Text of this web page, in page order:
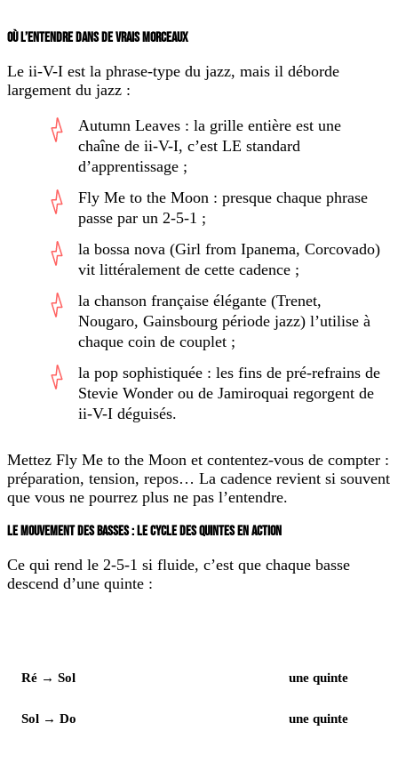
OÙ L’ENTENDRE DANS DE VRAIS MORCEAUX
Le ii-V-I est la phrase-type du jazz, mais il déborde
largement du jazz :
Autumn Leaves : la grille entière est une
chaîne de ii-V-I, c’est LE standard
d’apprentissage ;
Fly Me to the Moon : presque chaque phrase
passe par un 2-5-1 ;
la bossa nova (Girl from Ipanema, Corcovado)
vit littéralement de cette cadence ;
la chanson française élégante (Trenet,
Nougaro, Gainsbourg période jazz) l’utilise à
chaque coin de couplet ;
la pop sophistiquée : les fins de pré-refrains de
Stevie Wonder ou de Jamiroquai regorgent de
ii-V-I déguisés.
Mettez Fly Me to the Moon et contentez-vous de compter :
préparation, tension, repos… La cadence revient si souvent
que vous ne pourrez plus ne pas l’entendre.
LE MOUVEMENT DES BASSES : LE CYCLE DES QUINTES EN ACTION
Ce qui rend le 2-5-1 si fluide, c’est que chaque basse
descend d’une quinte :
Ré → Sol une quinte
Sol → Do une quinte